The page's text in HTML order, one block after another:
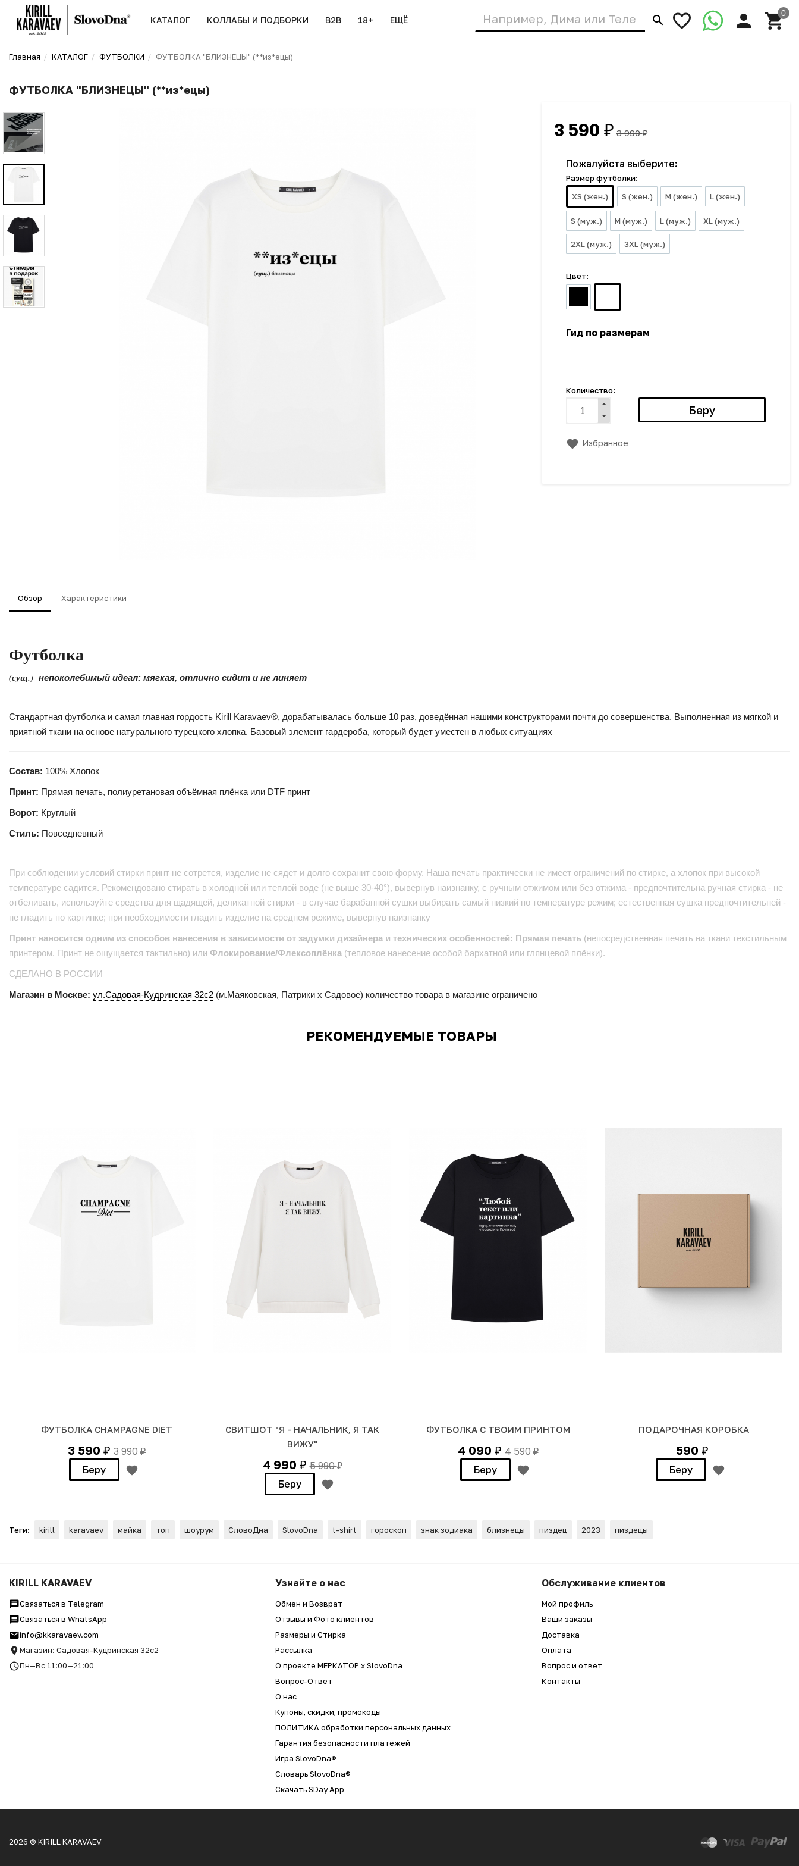
КАТАЛОГ КОЛЛАБЫ И ПОДБОРКИ B2B 18+ ЕЩЁ
Главная КАТАЛОГ ФУТБОЛКИ ФУТБОЛКА "БЛИЗНЕЦЫ" (**из*ецы)
ФУТБОЛКА "БЛИЗНЕЦЫ" (**из*ецы)
3 590 ₽ 3 990₽
Пожалуйста выберите:
Размер футболки:
XS (жен.)
S (жен.) M (жен.) L (жен.)
S (муж.) M (муж.) L (муж.) XL (муж.)
2XL (муж.) 3XL (муж.)
Цвет:
Гид по размерам
Количество:
Избранное
Обзор Характеристики
Футболка
(сущ.) непоколебимый идеал: мягкая, отлично сидит и не линяет
Стандартная футболка и самая главная гордость Kirill Karavaev®, дорабатывалась больше 10 раз, доведённая нашими конструкторами почти до совершенства. Выполненная из мягкой и
приятной ткани на основе натурального турецкого хлопка. Базовый элемент гардероба, который будет уместен в любых ситуациях
Состав: 100% Хлопок
Принт: Прямая печать, полиуретановая объёмная плёнка или DTF принт
Ворот: Круглый
Стиль: Повседневный
При соблюдении условий стирки принт не сотрется, изделие не сядет и долго сохранит свою форму. Наша печать практически не имеет ограничений по стирке, а хлопок при высокой
температуре садится. Рекомендовано стирать в холодной или теплой воде (не выше 30-40°), вывернув наизнанку, с ручным отжимом или без отжима - предпочтительна ручная стирка - не
отбеливать, используйте средства для щадящей, деликатной стирки - в случае барабанной сушки выбирать самый низкий по температуре режим; естественная сушка предпочтительней -
не гладить по картинке; при необходимости гладить изделие на среднем режиме, вывернув наизнанку
Принт наносится одним из способов нанесения в зависимости от задумки дизайнера и технических особенностей: Прямая печать (непосредственная печать на ткани текстильным
принтером. Принт не ощущается тактильно) или Флокирование/Флексоплёнка (тепловое нанесение особой бархатной или глянцевой плёнки).
СДЕЛАНО В РОССИИ
Магазин в Москве: ул.Садовая-Кудринская 32с2 (м.Маяковская, Патрики x Садовое) количество товара в магазине ограничено
РЕКОМЕНДУЕМЫЕ ТОВАРЫ
ФУТБОЛКА CHAMPAGNE DIET
3 590 ₽ 3 990₽
Беру
СВИТШОТ "Я - НАЧАЛЬНИК, Я ТАК
ВИЖУ"
4 990 ₽ 5 990₽
Беру
ФУТБОЛКА С ТВОИМ ПРИНТОМ
4 090 ₽ 4 590₽
Беру
ПОДАРОЧНАЯ КОРОБКА
590 ₽
Беру
Теги: kirill karavaev майка топ шоурум СловоДна SlovoDna t-shirt гороскоп знак зодиака близнецы пиздец 2023 пиздецы
KIRILL KARAVAEV
Связаться в Telegram
Связаться в WhatsApp
info@kkaravaev.com
Магазин: Садовая-Кудринская 32с2
Пн—Вс 11:00—21:00
Узнайте о нас
Обмен и Возврат
Отзывы и Фото клиентов
Размеры и Стирка
Рассылка
О проекте МЕРКАТОР x SlovoDna
Вопрос-Ответ
О нас
Купоны, скидки, промокоды
ПОЛИТИКА обработки персональных данных
Гарантия безопасности платежей
Игра SlovoDna®
Словарь SlovoDna®
Скачать SDay App
Обслуживание клиентов
Мой профиль
Ваши заказы
Доставка
Оплата
Вопрос и ответ
Контакты
2026 © KIRILL KARAVAEV